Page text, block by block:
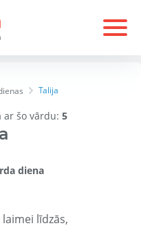
Talija
ar šo vārdu: 5
diena
līdzās,